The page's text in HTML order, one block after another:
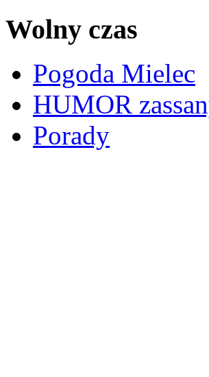
Wolny czas
Pogoda Mielec
HUMOR
Porady